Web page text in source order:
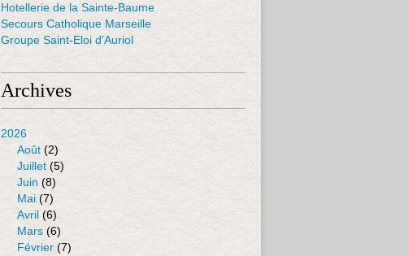
Hotellerie de la Sainte-Baume
Secours Catholique Marseille
Groupe Saint-Eloi d'Auriol
Archives
2026
Août (2)
Juillet (5)
Juin (8)
Mai (7)
Avril (6)
Mars (6)
Février (7)